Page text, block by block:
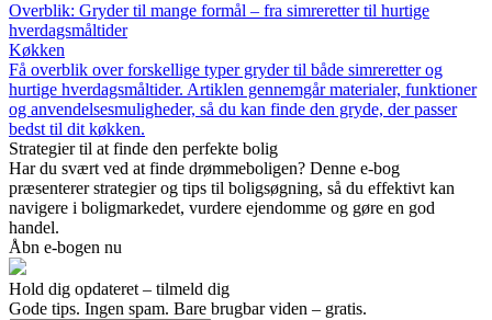
Overblik: Gryder til mange formål – fra simreretter til hurtige
hverdagsmåltider
Køkken
Få overblik over forskellige typer gryder til både simreretter og
hurtige hverdagsmåltider. Artiklen gennemgår materialer, funktioner
og anvendelsesmuligheder, så du kan finde den gryde, der passer
bedst til dit køkken.
Strategier til at finde den perfekte bolig
Har du svært ved at finde drømmeboligen? Denne e-bog
præsenterer strategier og tips til boligsøgning, så du effektivt kan
navigere i boligmarkedet, vurdere ejendomme og gøre en god
handel.
Åbn e-bogen nu
Hold dig opdateret – tilmeld dig
Gode tips. Ingen spam. Bare brugbar viden – gratis.